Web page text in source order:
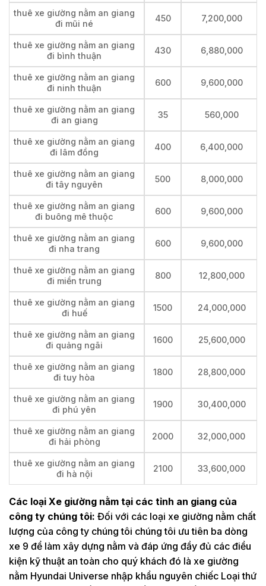
thuê xe giường nằm an giang
đi mũi né
450 7,200,000
thuê xe giường nằm an giang
đi bình thuận
430 6,880,000
thuê xe giường nằm an giang
đi ninh thuận
600 9,600,000
thuê xe giường nằm an giang
đi an giang
35 560,000
thuê xe giường nằm an giang
đi lâm đồng
400 6,400,000
thuê xe giường nằm an giang
đi tây nguyên
500 8,000,000
thuê xe giường nằm an giang
đi buông mê thuộc
600 9,600,000
thuê xe giường nằm an giang
đi nha trang
600 9,600,000
thuê xe giường nằm an giang
đi miền trung
800 12,800,000
thuê xe giường nằm an giang
đi huế
1500 24,000,000
thuê xe giường nằm an giang
đi quảng ngãi
1600 25,600,000
thuê xe giường nằm an giang
đi tuy hòa
1800 28,800,000
thuê xe giường nằm an giang
đi phú yên
1900 30,400,000
thuê xe giường nằm an giang
đi hải phòng
2000 32,000,000
thuê xe giường nằm an giang
đi hà nội
2100 33,600,000
Các loại Xe giường nằm tại các tỉnh an giang của
công ty chúng tôi: Đối với các loại xe giường nằm chất
lượng của công ty chúng tôi chúng tôi ưu tiên ba dòng
xe 9 để làm xây dựng nằm và đáp ứng đầy đủ các điều
kiện kỹ thuật an toàn cho quý khách đó là xe giường
nằm Hyundai Universe nhập khẩu nguyên chiếc Loại thứ